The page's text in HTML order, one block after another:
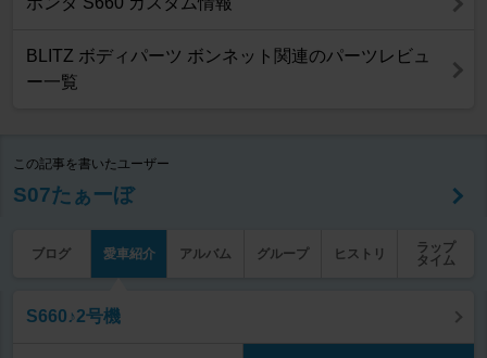
BLITZ ボディパーツ ボンネット関連のパーツレビュ
ー一覧
この記事を書いたユーザー
S07たぁーぼ
ブログ 愛車紹介 アルバム グループ ヒストリ
ラップ
タイム
S660♪2号機